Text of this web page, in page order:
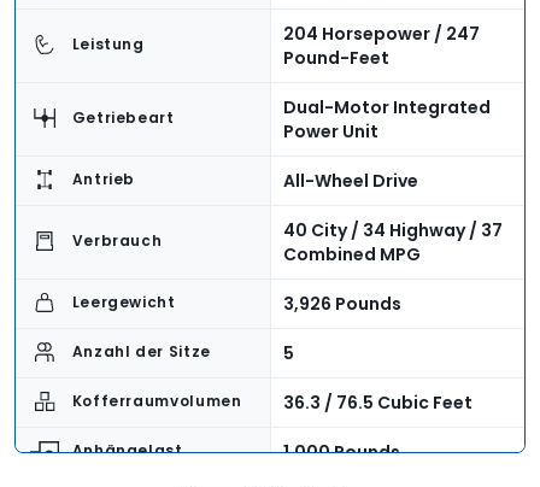
Leistung
204 Horsepower / 247
Pound-Feet
Getriebeart
Dual-Motor Integrated
Power Unit
Antrieb All-Wheel Drive
Verbrauch
40 City / 34 Highway / 37
Combined MPG
Leergewicht 3,926 Pounds
Anzahl der Sitze 5
Kofferraumvolumen 36.3 / 76.5 Cubic Feet
Anhängelast 1,000 Pounds